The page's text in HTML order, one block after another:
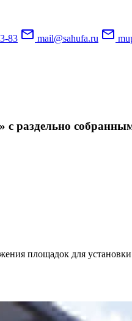
83 mail_outline mail@sahufa.ru mail_outline
с раздельно
площадок для